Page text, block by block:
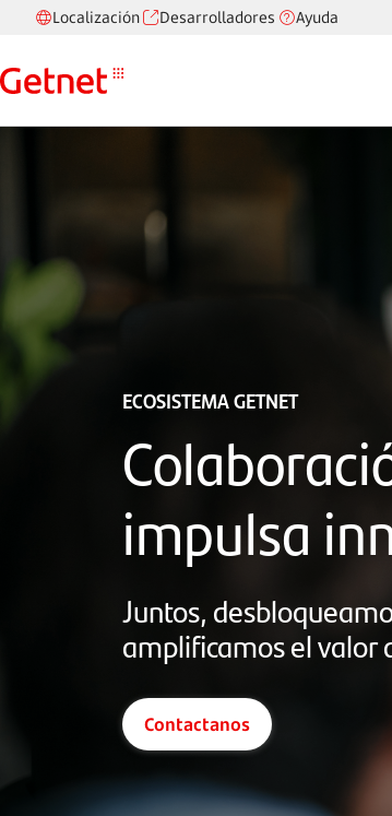
Localización Desarrolladores Ayuda
ECOSISTEMA GETNET
impulsa
Juntos,
amplificamos el valor
Contactanos